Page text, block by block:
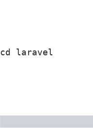
cd laravel